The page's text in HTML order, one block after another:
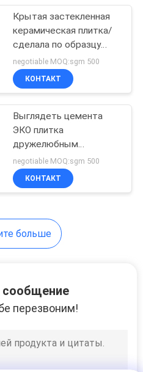
Крытая застекленная
керамическая плитка/
сделала по образцу
жизненный период
длинной жизни плитки
пола цемента
negotiable MOQ:sgm 500
КОНТАКТ
Выглядеть цемента
ЭКО плитка
дружелюбным
керамическая/
отсутствие плитки пола
взгляда цемента
negotiable MOQ:sgm 500
КОНТАКТ
больше
сообщение
перезвоним!